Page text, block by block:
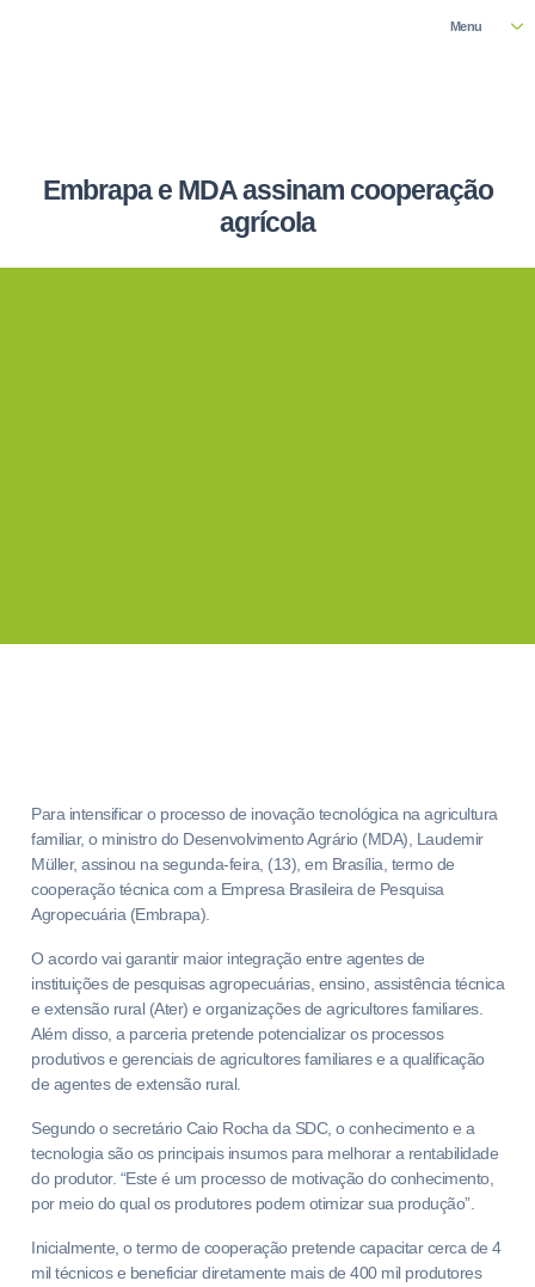
Menu
Embrapa e MDA assinam cooperação
agrícola
Para intensificar o processo de inovação tecnológica na agricultura
familiar, o ministro do Desenvolvimento Agrário (MDA), Laudemir
Müller, assinou na segunda-feira, (13), em Brasília, termo de
cooperação técnica com a Empresa Brasileira de Pesquisa
Agropecuária (Embrapa).
O acordo vai garantir maior integração entre agentes de
instituições de pesquisas agropecuárias, ensino, assistência técnica
e extensão rural (Ater) e organizações de agricultores familiares.
Além disso, a parceria pretende potencializar os processos
produtivos e gerenciais de agricultores familiares e a qualificação
de agentes de extensão rural.
Segundo o secretário Caio Rocha da SDC, o conhecimento e a
tecnologia são os principais insumos para melhorar a rentabilidade
do produtor. “Este é um processo de motivação do conhecimento,
por meio do qual os produtores podem otimizar sua produção”.
Inicialmente, o termo de cooperação pretende capacitar cerca de 4
mil técnicos e beneficiar diretamente mais de 400 mil produtores